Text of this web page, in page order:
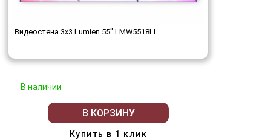
Видеостена 3x3 Lumien 55" LMW5518LL
В наличии
В КОРЗИНУ
Купить в 1 клик